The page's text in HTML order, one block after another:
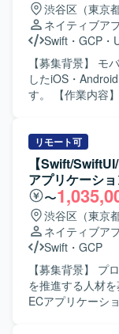
ーザビリティを
す。 【ポジションの魅力】 金融系ネットバンキングサービ
スの開発に関わる
スのモバイルア
iOS/Androidいず
の知見も深めていただけます。
渋谷区（東京都
ネイティブア
Swift ・ GCP ・
【募集背景】 モ
したiOS・
す。 【作業内容】 Swiftを用いたiOSアプリの設計・開発・
ード生成・レビ
リース、効果分
クチャの設計・刷新も推進し
ダクトの価値向
続けられる方を
と連携しながら
ンです。 【ポジションの魅力】 モバイルアーキテクチャの
設計や技術選定に
Android両OSの
ム・ソーシャル
ます。 【開発環境】 Swift、Kotlin、Go、SwiftUI、Jetpack
リモート可
【Swift/
アプリケーシ
〜
渋谷区（東京都
ネイティブア
Swift ・ GCP
【募集背景】 プ
を推進する人材を募集してい
ECアプリケーシ